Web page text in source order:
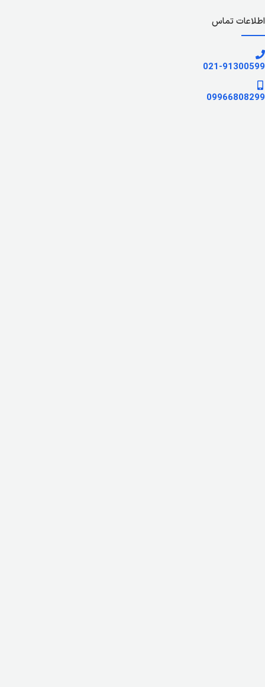
اطلاعات تماس
021-91300599
09966808299